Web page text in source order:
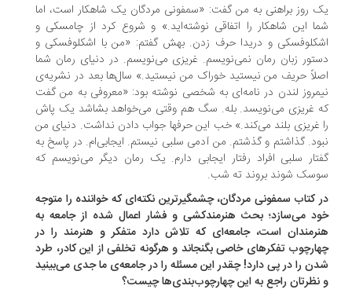
روز براهنی به من گفت: «سمفونی مردگان یک شاهکار است، اما
این شاهکار را اتفاقی نوشته‌اید.» و شروع کرد از چامسکی و
و دریدا حرف زدن. بهش گفتم: «من با اشکلوفسکی و
زبان رمان نمی‌نویسم. غریزی می‌نویسم. در دنیای رمان شما
حریف من نیستید خوراک من نیستید.» سال‌ها بعد در نشریه‌ی
لندن در نامه‌ای به شخصی نوشته بود: «معروفی به من گفت
غریزی می‌نویسد. بله. سگ هم وقتی می‌خواهد بشاشد یک پاش
غریزی بلند می‌کند.» خب این حرفها جواب دادن نداشت. دنیای من
گذاشتم و گذشتم. من آدمی سلبی نیستم. ایجابی‌ام. در پاسخ به
سلبی افراد رفتار ایجابی دارم. یک رمان دیگر می‌نویسم که
شوند بروند ته شب.
كتاب سمفونی مردگان، چشمگیرترین نکته‌ای كه خواننده را متوجه
می‌سازد؛ بحث هنرمندكشی و فشار اعمال شده از جامعه به
است، جامعه‌ای كه تلاش دارد متفكر و هنرمند را در
تفكرهای خاصی بگنجاند و هرگونه تخلفی از این كادر، طرد
را در پی دارد! چقدر این مسئله را در جامعه‌ی ما جدی می‌بینید
راجع به این چهارچوب‌بندی‌ها چیست؟